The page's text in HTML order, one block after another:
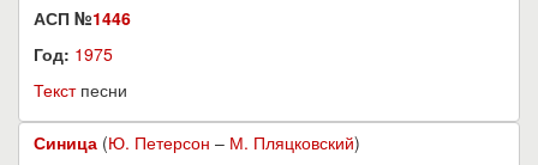
АСП №1446
Год: 1975
Текстпесни
Синица (Ю. Петерсон – М. Пляцковский)